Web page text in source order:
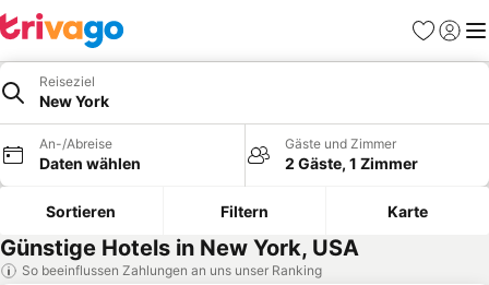
Favoriten
Reiseziel
New York
An-/Abreise
Daten wählen
Gäste und Zimmer
2 Gäste, 1 Zimmer
Sortieren Filtern Karte
Günstige Hotels in New York, USA
So beeinflussen Zahlungen an uns unser Ranking